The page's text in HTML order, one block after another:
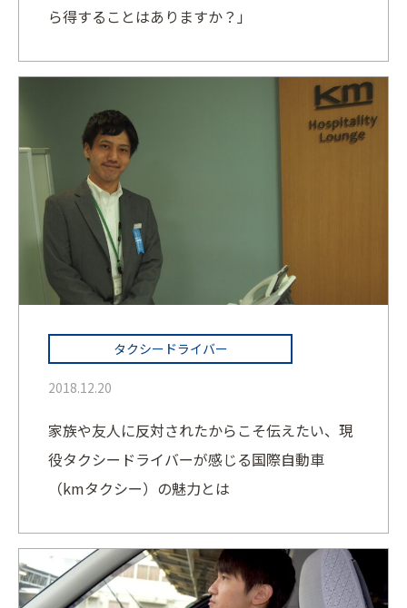
ら得することはありますか？」
タクシードライバー
2018.12.20
家族や友人に反対されたからこそ伝えたい、現
役タクシードライバーが感じる国際自動車
（kmタクシー）の魅力とは